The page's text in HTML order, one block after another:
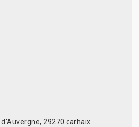
d'Auvergne, 29270 carhaix